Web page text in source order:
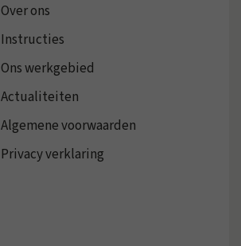
Over ons
Instructies
Ons werkgebied
Actualiteiten
Algemene voorwaarden
Privacy verklaring